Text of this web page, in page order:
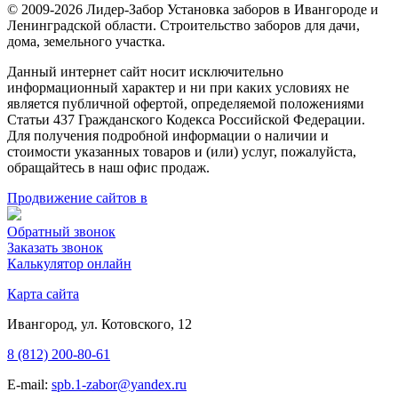
© 2009-2026 Лидер-Забор Установка заборов в Ивангороде и
Ленинградской области. Строительство заборов для дачи,
дома, земельного участка.
Данный интернет сайт носит исключительно
информационный характер и ни при каких условиях не
является публичной офертой, определяемой положениями
Статьи 437 Гражданского Кодекса Российской Федерации.
Для получения подробной информации о наличии и
стоимости указанных товаров и (или) услуг, пожалуйста,
обращайтесь в наш офис продаж.
Продвижение сайтов в
Обратный звонок
Заказать звонок
Калькулятор онлайн
Карта сайта
Ивангород, ул. Котовского, 12
8 (812) 200-80-61
E-mail: spb.1-zabor@yandex.ru